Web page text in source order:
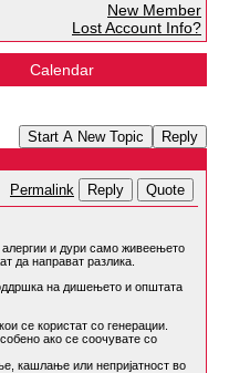
New Member
Lost Account Info?
Calendar
Start A New Topic Reply
Permalink Reply Quote
и дури само живеењето
да направат разлика.
на дишењето и општата
се користат со генерации.
ако се соочувате со
кашлање или непријатност во